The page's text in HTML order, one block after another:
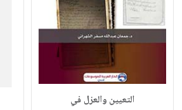
التعيين والعزل في